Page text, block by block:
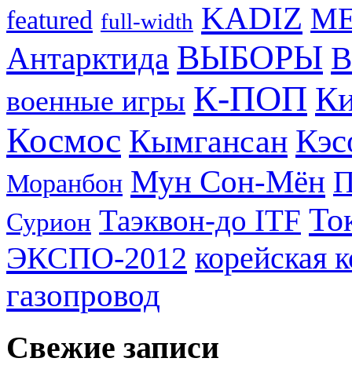
featured full-width KADIZ
Антарктида ВЫБОРЫ
военные игры К-ПОП
Космос Кымгансан
Моранбон Мун Сон-Мён
Сурион Таэквон-до ITF
ЭКСПО-2012 корейская
газопровод
Свежие записи